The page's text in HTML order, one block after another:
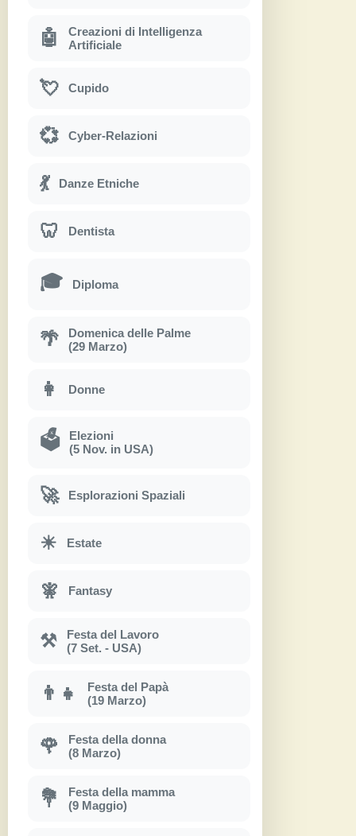
🤖
Creazioni di Intelligenza
Artificiale
💘 Cupido
💞 Cyber-Relazioni
💃 Danze Etniche
🦷 Dentista
🎓 Diploma
🌴
Domenica delle Palme
(29 Marzo)
👩 Donne
🗳
Elezioni
(5 Nov. in USA)
🚀 Esplorazioni Spaziali
☀ Estate
🧚 Fantasy
⚒
Festa del Lavoro
(7 Set. - USA)
👨‍👧
Festa del Papà
(19 Marzo)
🌹
Festa della donna
(8 Marzo)
💐
Festa della mamma
(9 Maggio)